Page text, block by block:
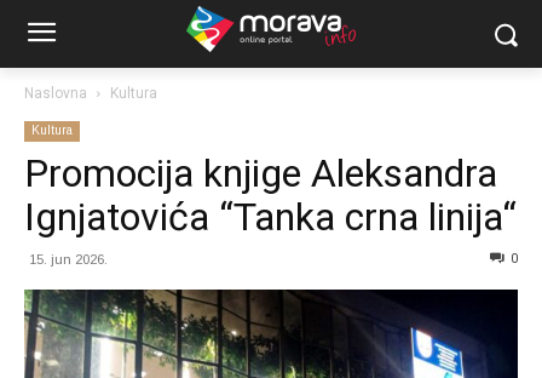
Naslovna Kultura
Kultura
Promocija knjige Aleksandra
Ignjatovića “Tanka crna linija“
15. jun 2026. 0